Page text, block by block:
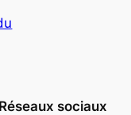
Réseaux sociaux